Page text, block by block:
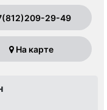
29-49
На карте